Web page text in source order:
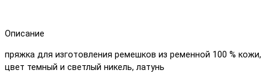
Описание
пряжка для изготовления ремешков из ременной 100 % кожи,
цвет темный и светлый никель, латунь